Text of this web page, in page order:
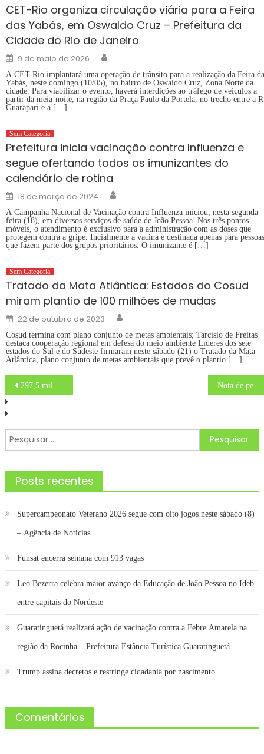
CET-Rio organiza circulação viária para a Feira
das Yabás, em Oswaldo Cruz – Prefeitura da
Cidade do Rio de Janeiro
Posted
on
9 de maio de 2026
A CET-Rio implantará uma operação de trânsito para a realização da Feira
Yabás, neste domingo (10/05), no bairro de Oswaldo Cruz, Zona Norte da
cidade. Para viabilizar o evento, haverá interdições ao tráfego de veículos a
partir da meia-noite, na região da Praça Paulo da Portela, no trecho entre a
Guarapari e a […]
Sem Categoria
Prefeitura inicia vacinação contra Influenza e
segue ofertando todos os imunizantes do
calendário de rotina
Posted
on
18 de março de 2024
A Campanha Nacional de Vacinação contra Influenza iniciou, nesta segunda-
feira (18), em diversos serviços de saúde de João Pessoa. Nos três pontos
móveis, o atendimento é exclusivo para a administração com as doses que
protegem contra a gripe. Incialmente a vacina é destinada apenas para pessoas
que fazem parte dos grupos prioritários. O imunizante é […]
Sem Categoria
Tratado da Mata Atlântica: Estados do Cosud
miram plantio de 100 milhões de mudas
Posted
on
22 de outubro de 2023
Cosud termina com plano conjunto de metas ambientais; Tarcísio de Freitas
destaca cooperação regional em defesa do meio ambiente Líderes dos sete
estados do Sul e do Sudeste firmaram neste sábado (21) o Tratado da Mata
Atlântica, plano conjunto de metas ambientais que prevê o plantio […]
Navegação
de
Post
Pesquisar
por:
Posts recentes
Supercampeonato Veterano 2026 segue com oito jogos neste sábado (8)
– Agência de Notícias
Funsat encerra semana com 913 vagas
Leo Bezerra celebra maior avanço da Educação de João Pessoa no Ideb
entre capitais do Nordeste
Guaratinguetá realizará ação de vacinação contra a Febre Amarela na
região da Rocinha – Prefeitura Estância Turística Guaratinguetá
Trump assina decretos e restringe cidadania por nascimento
Comentários